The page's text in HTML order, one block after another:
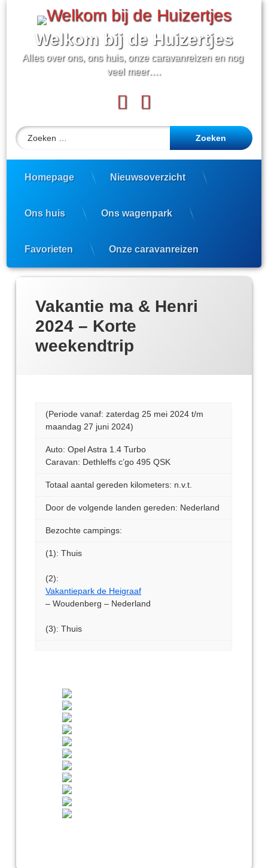
Welkom bij de Huizertjes
Alles over ons, ons huis, onze caravanreizen en nog
veel meer….
Facebook
Zoeken naar:
Homepage Nieuwsoverzicht
Ons huis Ons wagenpark
Favorieten Onze caravanreizen
Vakantie ma & Henri
2024 – Korte
weekendtrip
(Periode vanaf: zaterdag 25 mei 2024 t/m
maandag 27 juni 2024)
Auto: Opel Astra 1.4 Turbo
Caravan: Dethleffs c’go 495 QSK
Totaal aantal gereden kilometers: n.v.t.
Door de volgende landen gereden: Nederland
Bezochte campings:
(1): Thuis
(2):
Vakantiepark de Heigraaf
– Woudenberg – Nederland
(3): Thuis